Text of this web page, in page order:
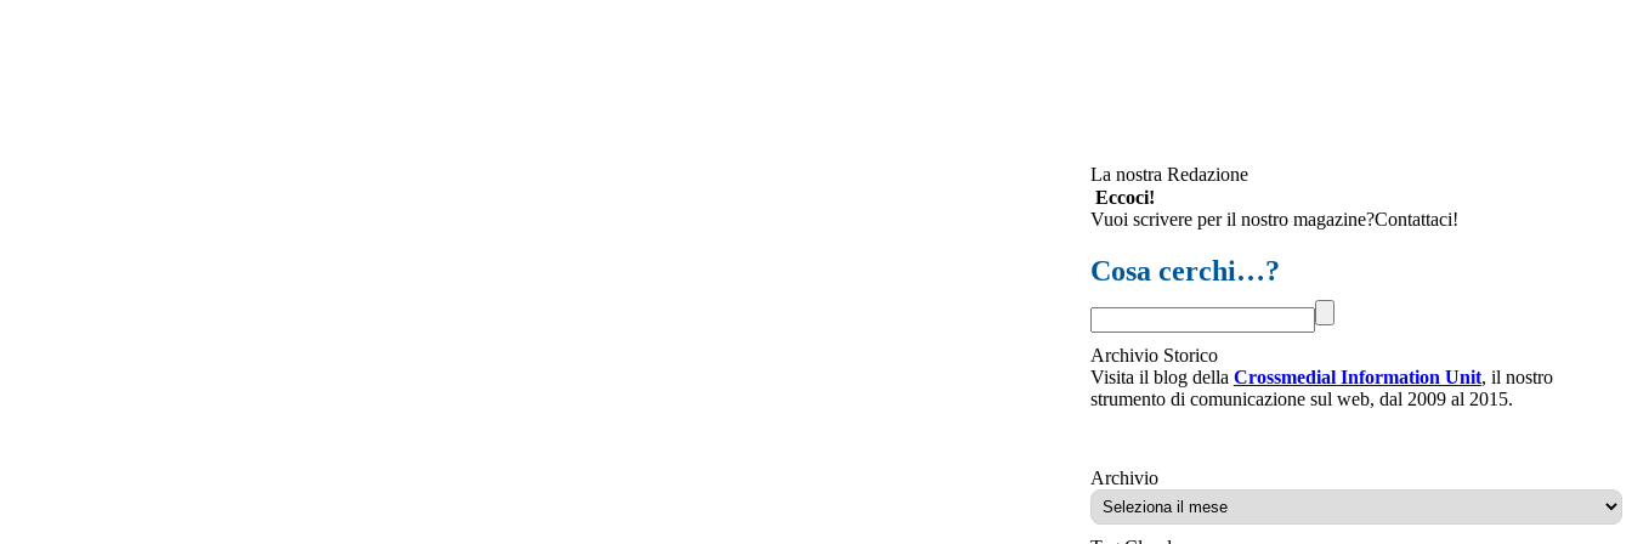
La nostra Redazione
Eccoci!
Vuoi scrivere per il nostro magazine?Contattaci!
Cosa cerchi…?
Archivio Storico
Visita il blog della Crossmedial Information Unit, il nostro
strumento di comunicazione sul web, dal 2009 al 2015.
ArchivioArchivio